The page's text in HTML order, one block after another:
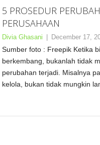
5 PROSEDUR
PERUSAHAAN
Divia Ghasani December 17,
Sumber foto : Freepik Ketika
berkembang, bukanlah tidak
perubahan terjadi. Misalnya
kelola, bukan tidak mungkin